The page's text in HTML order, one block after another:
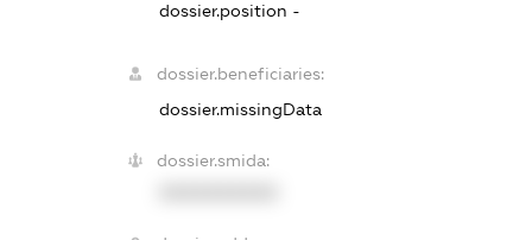
dossier.position -
dossier.beneficiaries:
dossier.missingData
dossier.smida: